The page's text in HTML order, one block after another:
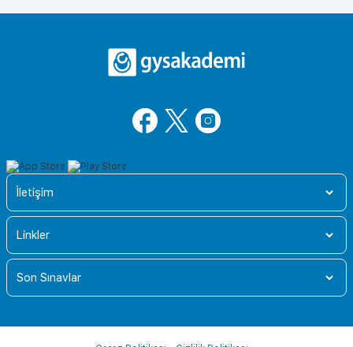
İletişim
Linkler
Son Sınavlar